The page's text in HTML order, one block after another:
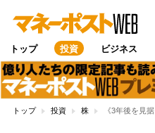
トップ 投資 ビジネス
トップ 投資 株 《3年後を見